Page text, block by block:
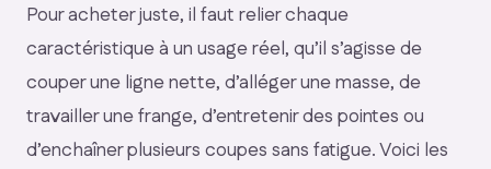
Pour acheter juste, il faut relier chaque
caractéristique à un usage réel, qu’il s’agisse de
couper une ligne nette, d’alléger une masse, de
travailler une frange, d’entretenir des pointes ou
d’enchaîner plusieurs coupes sans fatigue. Voici les